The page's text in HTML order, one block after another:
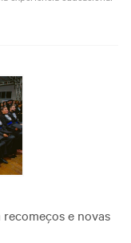
e novas